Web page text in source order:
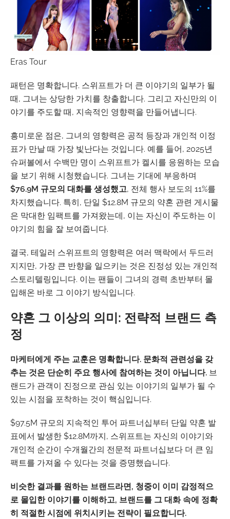
Eras Tour
패턴은 명확합니다. 스위프트가 더 큰 이야기의 일부가 될
때, 그녀는 상당한 가치를 창출합니다. 그리고 자신만의 이
야기를 주도할 때, 지속적인 영향력을 만들어냅니다.
흥미로운 점은, 그녀의 영향력은 공적 등장과 개인적 이정
표가 만날 때 가장 빛난다는 것입니다. 예를 들어, 2025년
슈퍼볼에서 수백만 명이 스위프트가 켈시를 응원하는 모습
을 보기 위해 시청했습니다. 그녀는 기대에 부응하며
$76.9M 규모의 대화를 생성했고, 전체 행사 보도의 11%를
차지했습니다. 특히, 단일 $12.8M 규모의 약혼 관련 게시물
은 막대한 임팩트를 가져왔는데, 이는 자신이 주도하는 이
야기의 힘을 잘 보여줍니다.
결국, 테일러 스위프트의 영향력은 여러 맥락에서 두드러
지지만, 가장 큰 반향을 일으키는 것은 진정성 있는 개인적
스토리텔링입니다. 이는 팬들이 그녀의 경력 초반부터 몰
입해온 바로 그 이야기 방식입니다.
약혼 그 이상의 의미: 전략적 브랜드 측
정
마케터에게 주는 교훈은 명확합니다. 문화적 관련성을 갖
추는 것은 단순히 주요 행사에 참여하는 것이 아닙니다. 브
랜드가 관객이 진정으로 관심 있는 이야기의 일부가 될 수
있는 시점을 포착하는 것이 핵심입니다.
$97.5M 규모의 지속적인 투어 파트너십부터 단일 약혼 발
표에서 발생한 $12.8M까지, 스위프트는 자신의 이야기와
개인적 순간이 수개월간의 전문적 파트너십보다 더 큰 임
팩트를 가져올 수 있다는 것을 증명했습니다.
비슷한 결과를 원하는 브랜드라면, 청중이 이미 감정적으
로 몰입한 이야기를 이해하고, 브랜드를 그 대화 속에 정확
히 적절한 시점에 위치시키는 전략이 필요합니다.